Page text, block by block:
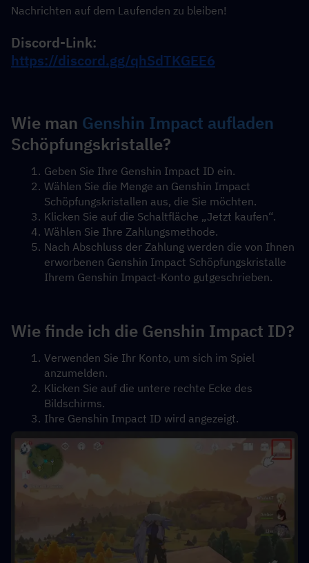
Nachrichten auf dem Laufenden zu bleiben!
https://discord.gg/qhSdTKGEE6
Wie man Genshin Impact aufladen
Schöpfungskristalle?
Geben Sie Ihre Genshin Impact ID ein.
Wählen Sie die Menge an Genshin Impact
Schöpfungskristallen aus, die Sie möchten.
Klicken Sie auf die Schaltfläche „Jetzt kaufen“.
Wählen Sie Ihre Zahlungsmethode.
Nach Abschluss der Zahlung werden die von Ihnen
erworbenen Genshin Impact Schöpfungskristalle
Ihrem Genshin Impact-Konto gutgeschrieben.
Wie finde ich die Genshin Impact ID?
Verwenden Sie Ihr Konto, um sich im Spiel
anzumelden.
Klicken Sie auf die untere rechte Ecke des
Bildschirms.
Ihre Genshin Impact ID wird angezeigt.